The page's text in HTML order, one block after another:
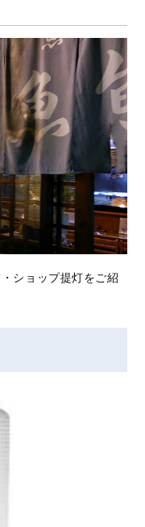
ショップ提灯をご紹